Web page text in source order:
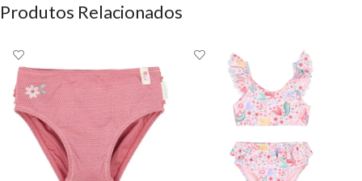
Produtos Relacionados